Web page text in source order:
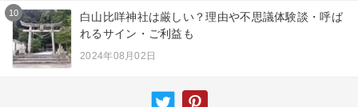
10
白山比咩神社は厳しい？理由や不思議体験談・呼ば
れるサイン・ご利益も
2024年08月02日